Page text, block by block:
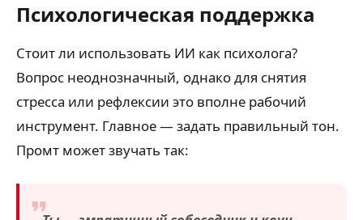
Психологическая поддержка
Стоит ли использовать ИИ как психолога?
Вопрос неоднозначный, однако для снятия
стресса или рефлексии это вполне рабочий
инструмент. Главное — задать правильный тон.
Промт может звучать так: